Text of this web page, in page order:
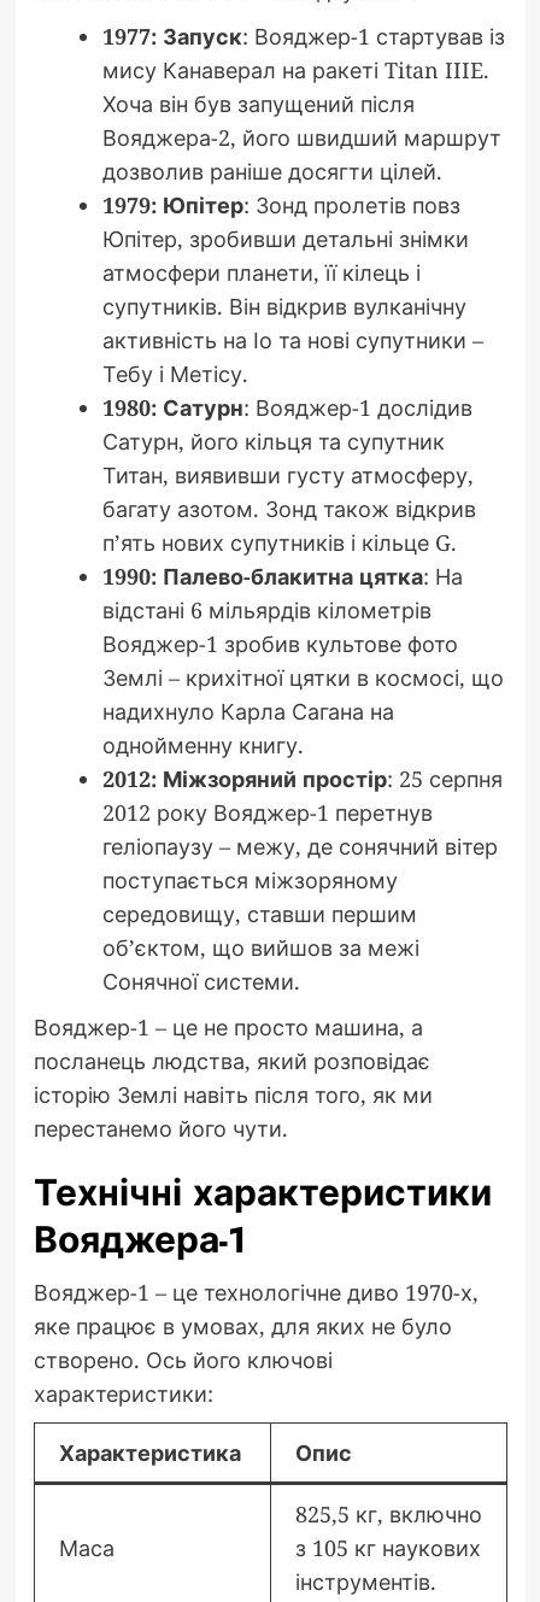
1977: Запуск: Вояджер-1 стартував із
мису Канаверал на ракеті Titan IIIE.
Хоча він був запущений після
Вояджера-2, його швидший маршрут
дозволив раніше досягти цілей.
1979: Юпітер: Зонд пролетів повз
Юпітер, зробивши детальні знімки
атмосфери планети, її кілець і
супутників. Він відкрив вулканічну
активність на Іо та нові супутники –
Тебу і Метісу.
1980: Сатурн: Вояджер-1 дослідив
Сатурн, його кільця та супутник
Титан, виявивши густу атмосферу,
багату азотом. Зонд також відкрив
п’ять нових супутників і кільце G.
1990: Палево-блакитна цятка: На
відстані 6 мільярдів кілометрів
Вояджер-1 зробив культове фото
Землі – крихітної цятки в космосі, що
надихнуло Карла Сагана на
однойменну книгу.
2012: Міжзоряний простір: 25 серпня
2012 року Вояджер-1 перетнув
геліопаузу – межу, де сонячний вітер
поступається міжзоряному
середовищу, ставши першим
об’єктом, що вийшов за межі
Сонячної системи.
Вояджер-1 – це не просто машина, а
посланець людства, який розповідає
історію Землі навіть після того, як ми
перестанемо його чути.
Технічні характеристики
Вояджера-1
Вояджер-1 – це технологічне диво 1970-х,
яке працює в умовах, для яких не було
створено. Ось його ключові
характеристики:
Характеристика Опис
Маса
825,5 кг, включно
з 105 кг наукових
інструментів.